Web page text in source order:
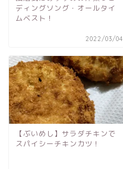
ディングソング・オールタイ
ムベスト！
2022/03/04
【ぶいめし】サラダチキンで
スパイシーチキンカツ！